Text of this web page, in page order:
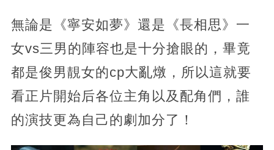
無論是《寧安如夢》還是《長相思》一
女vs三男的陣容也是十分搶眼的，畢竟
都是俊男靚女的cp大亂燉，所以這就要
看正片開始后各位主角以及配角們，誰
的演技更為自己的劇加分了！